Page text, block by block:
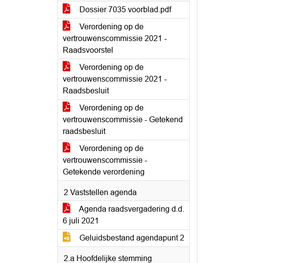
Dossier 7035 voorblad.pdf
Verordening op de
vertrouwenscommissie 2021 -
Raadsvoorstel
Verordening op de
vertrouwenscommissie 2021 -
Raadsbesluit
Verordening op de
vertrouwenscommissie - Getekend
raadsbesluit
Verordening op de
vertrouwenscommissie -
Getekende verordening
2 Vaststellen agenda
Agenda raadsvergadering d.d.
6 juli 2021
Geluidsbestand agendapunt 2
2.a Hoofdelijke stemming